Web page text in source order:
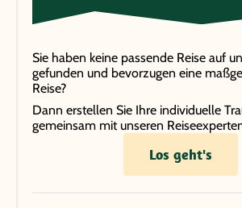
Sie haben keine passende Reise auf
gefunden und bevorzugen eine
Reise?
Dann erstellen Sie Ihre individuelle
gemeinsam mit unseren
Los geht's